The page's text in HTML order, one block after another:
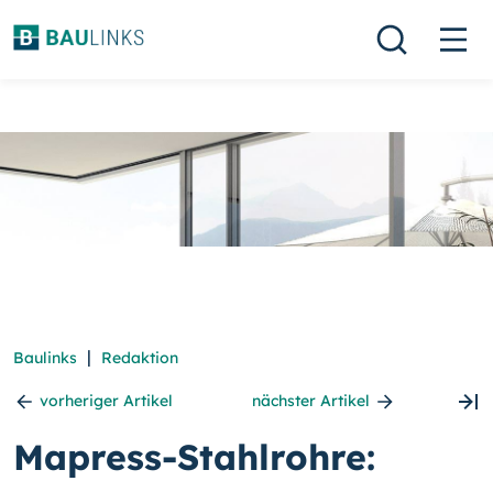
Baulinks | Redaktion
vorheriger Artikel nächster Artikel
Mapress-Stahlrohre: